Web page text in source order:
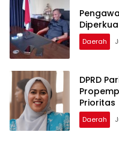
Daerah
DPRD
Prioritas
Daerah